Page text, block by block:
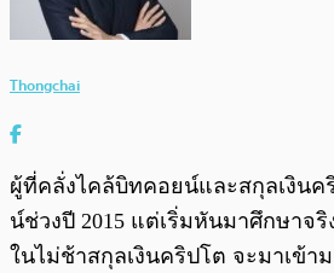
Thongchai
ผู้ที่คลั่งไคล้บิทคอยน์และสกุลเงินค
น์ช่วงปี 2015 แต่เริ่มหันมาศึกษาจริ
ในไม่ช้าสกุลเงินคริปโต จะมาเข้า